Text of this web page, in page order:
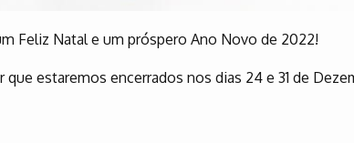
Feliz Natal e um próspero Ano Novo de 2022!
estaremos encerrados nos dias 24 e 31 de